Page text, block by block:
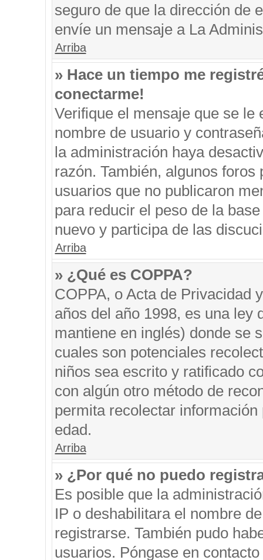
seguro de que la dirección de
envíe un mensaje a La
Arriba
» Hace un tiempo me
conectarme!
Verifique el mensaje que se
nombre de usuario y
la administración haya
razón. También, algunos
usuarios que no publicaron
para reducir el peso de la
nuevo y participa de las
Arriba
» ¿Qué es COPPA?
COPPA, o Acta de Privacidad
años del año 1998, es una ley
mantiene en inglés) donde se
cuales son potenciales
niños sea escrito y ratificado
con algún otro método de
permita recolectar
edad.
Arriba
» ¿Por qué no puedo
Es posible que la
IP o deshabilitara el nombre
registrarse. También pudo
usuarios. Póngase en